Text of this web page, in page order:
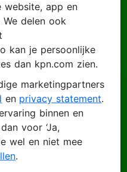
website, app en
delen ook
kan je persoonlijke
dan kpn.com zien.
marketingpartners
en privacy statement.
binnen en
voor ‘Ja,
wel en niet mee
.